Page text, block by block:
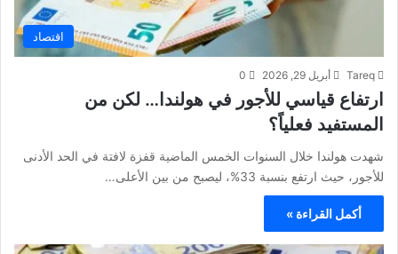
اقتصاد
Tareq أبريل 29, 2026 0
ارتفاع قياسي للأجور في هولندا… لكن من
المستفيد فعلياً؟
شهدت هولندا خلال السنوات الخمس الماضية قفزة لافتة في الحد الأدنى
للأجور، حيث ارتفع بنسبة 33%، ليصبح من بين الأعلى…
أكمل القراءة »